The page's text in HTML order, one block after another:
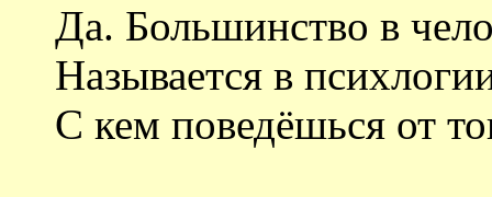
Да. Большинство в
Называется в
С кем поведёшься от